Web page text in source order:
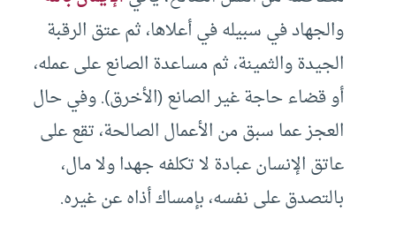
والجهاد في سبيله في أعلاها، ثم عتق الرقبة
الجيدة والثمينة، ثم مساعدة الصانع على عمله،
أو قضاء حاجة غير الصانع (الأخرق). وفي حال
العجز عما سبق من الأعمال الصالحة، تقع على
عاتق الإنسان عبادة لا تكلفه جهدا ولا مال،
بالتصدق على نفسه، بإمساك أذاه عن غيره.